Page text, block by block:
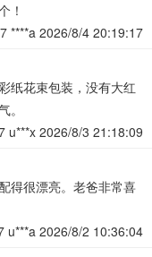
！
****a 2026/8/4 20:19:17
纸花束包装，没有大红
。
u***x 2026/8/3 21:18:09
得很漂亮。老爸非常喜
u***a 2026/8/2 10:36:04